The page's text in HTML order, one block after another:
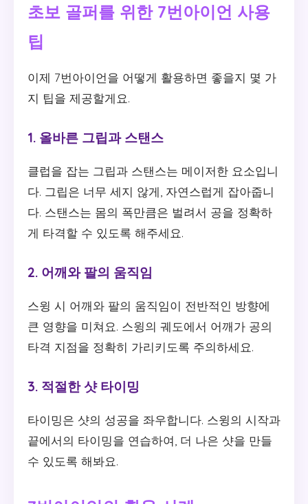
초보 골퍼를 위한 7번아이언 사용
팁
이제 7번아이언을 어떻게 활용하면 좋을지 몇 가
지 팁을 제공할게요.
1. 올바른 그립과 스탠스
클럽을 잡는 그립과 스탠스는 메이저한 요소입니
다. 그립은 너무 세지 않게, 자연스럽게 잡아줍니
다. 스탠스는 몸의 폭만큼은 벌려서 공을 정확하
게 타격할 수 있도록 해주세요.
2. 어깨와 팔의 움직임
스윙 시 어깨와 팔의 움직임이 전반적인 방향에
큰 영향을 미쳐요. 스윙의 궤도에서 어깨가 공의
타격 지점을 정확히 가리키도록 주의하세요.
3. 적절한 샷 타이밍
타이밍은 샷의 성공을 좌우합니다. 스윙의 시작과
끝에서의 타이밍을 연습하여, 더 나은 샷을 만들
수 있도록 해봐요.